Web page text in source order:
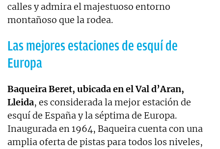
calles y admira el majestuoso entorno
montañoso que la rodea.
Las mejores estaciones de esquí de
Europa
Baqueira Beret, ubicada en el Val d’Aran,
Lleida, es considerada la mejor estación de
esquí de España y la séptima de Europa.
Inaugurada en 1964, Baqueira cuenta con una
amplia oferta de pistas para todos los niveles,